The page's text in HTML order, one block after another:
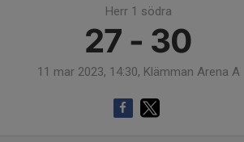
Herr 1 södra
27 - 30
11 mar 2023, 14:30, Klämman Arena A